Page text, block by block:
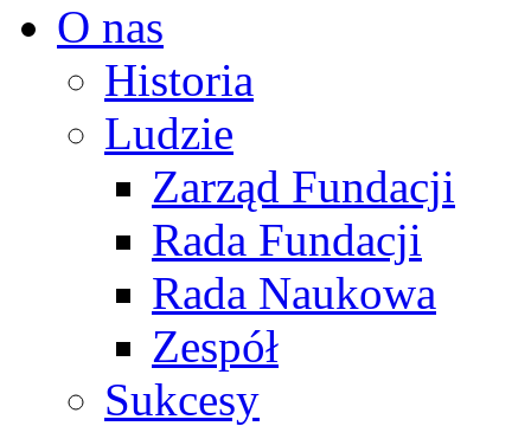
O nas
Historia
Ludzie
Zarząd Fundacji
Rada Fundacji
Rada Naukowa
Zespół
Sukcesy